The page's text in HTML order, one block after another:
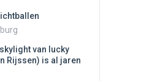
van lucky
Rijssen) is al jaren